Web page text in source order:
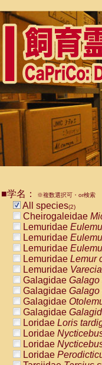
■学名： ※複数選択可・or検索
All species(2)
Cheirogaleidae
Lemuridae
Lemuridae
Lemuridae
Lemuridae Lemur
Lemuridae
Galagidae Galago
Galagidae Galago
Galagidae
Galagidae
Loridae Loris
Loridae
Loridae
Loridae